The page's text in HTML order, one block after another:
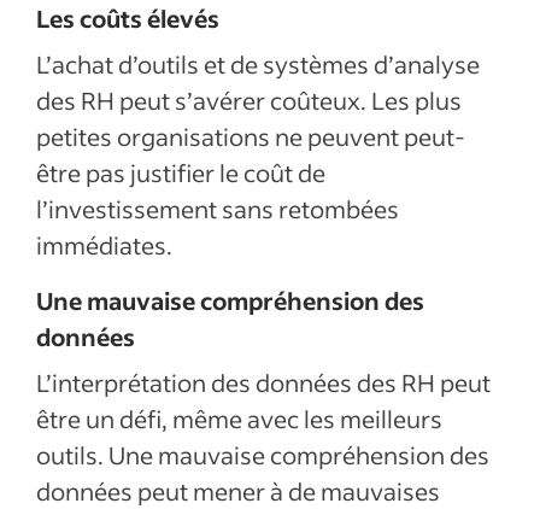
Les coûts élevés
L’achat d’outils et de systèmes d’analyse
des RH peut s’avérer coûteux. Les plus
petites organisations ne peuvent peut-
être pas justifier le coût de
l’investissement sans retombées
immédiates.
Une mauvaise compréhension des
données
L’interprétation des données des RH peut
être un défi, même avec les meilleurs
outils. Une mauvaise compréhension des
données peut mener à de mauvaises